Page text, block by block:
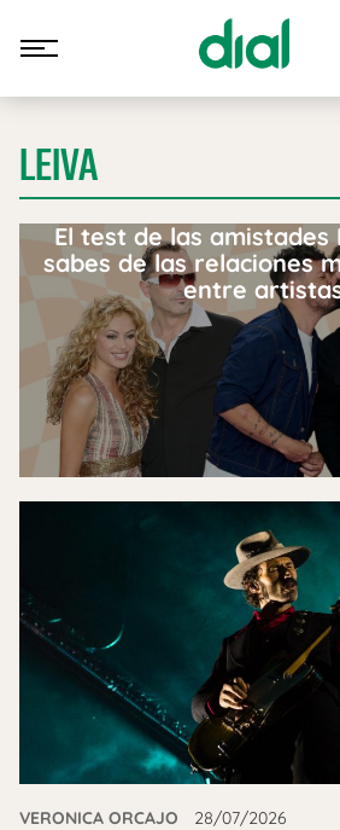
LEIVA
El test de las amistades
sabes de las relaciones
entre
VERONICA ORCAJO 28/07/2026